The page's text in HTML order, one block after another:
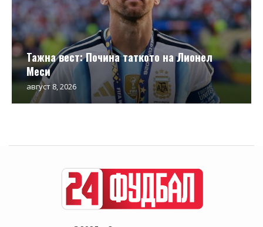
Тажна вест: Почина таткото на Лионел
Меси
август 8, 2026